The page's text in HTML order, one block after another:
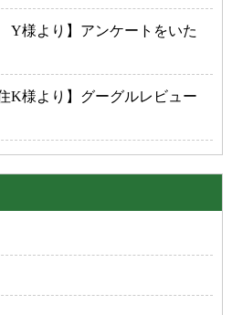
Y様より】アンケートをいた
K様より】グーグルレビュー